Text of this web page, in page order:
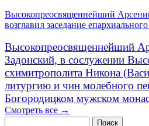
Высокопреосвященнейший
возглавил заседание епархиального
Высокопреосвященнейший
Задонский, в сослужении
схимитрополита Никона
литургию и чин молебного
Богородицком мужском
Смотреть все →
Поиск